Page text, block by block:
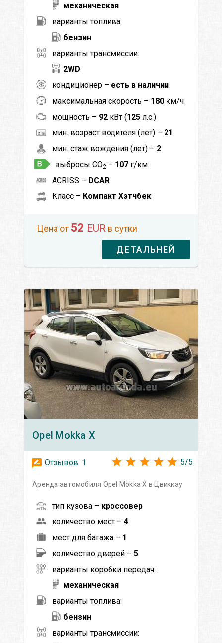
механическая
варианты топлива:
бензин
варианты трансмиссии:
2WD
кондиционер – есть в наличии
максимальная скорость – 180 км/ч
мощность – 92 кВт (125 л.с.)
мин. возраст водителя (лет) – 21
мин. стаж вождения (лет) – 2
выбросы CO2 – 107 г/км
ACRISS – DCAR
Класс – Компакт Хэтчбек
Цена от 52 EUR в сутки
ДЕТАЛЬНЕЙ
Opel Mokka X
Отзывов: 1 5/5
Аренда автомобиля Opel Mokka X в Цвиккау
тип кузова – кроссовер
количество мест – 4
мест для багажа – 1
количество дверей – 5
варианты коробки передач:
механическая
варианты топлива:
бензин
варианты трансмиссии: